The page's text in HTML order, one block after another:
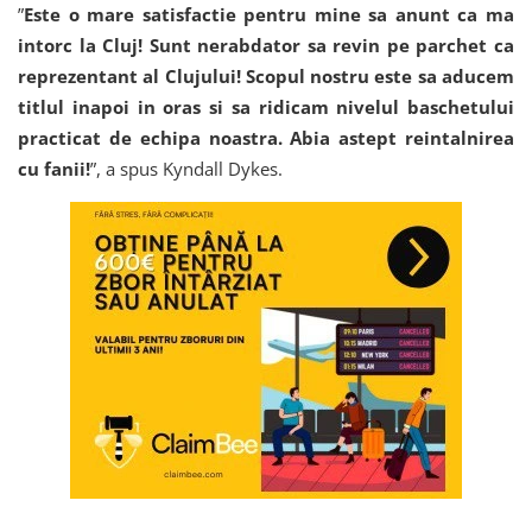
”Este o mare satisfactie pentru mine sa anunt ca ma
intorc la Cluj! Sunt nerabdator sa revin pe parchet ca
reprezentant al Clujului! Scopul nostru este sa aducem
titlul inapoi in oras si sa ridicam nivelul baschetului
practicat de echipa noastra. Abia astept reintalnirea
cu fanii!”, a spus Kyndall Dykes.